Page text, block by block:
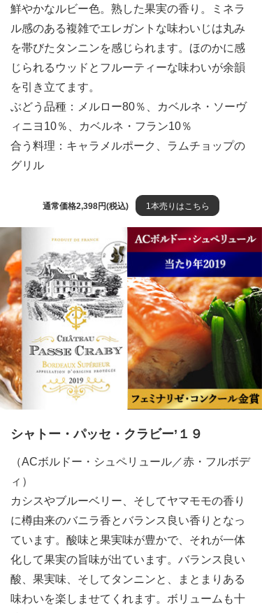
鮮やかなルビー色。熟した果実の香り。ミネラ
ル感のある複雑でエレガントな味わいじは丸み
を帯びたタンニンを感じられます。ほのかに感
じられるウッドとフルーティーな味わいが余韻
を引き立てます。
ぶどう品種：メルロー80％、カベルネ・ソーヴ
ィニヨ10％、カベルネ・フラン10％
合う料理：キャラメルポーク、ラムチョップの
グリル
通常価格2,398円(税込) 1本売りはこちら
シャトー・パッセ・クラビー’１９
（ACボルドー・シュペリュール／赤・フルボデ
ィ）
カシスやブルーベリー、そしてヤマモモの香り
に樽由来のバニラ香とバランス良い香りとなっ
ています。酸味と果実味が豊かで、それが一体
化して果実の旨味が出ています。バランス良い
酸、果実味、そしてタンニンと、まとまりある
味わいを楽しませてくれます。ボリュームも十